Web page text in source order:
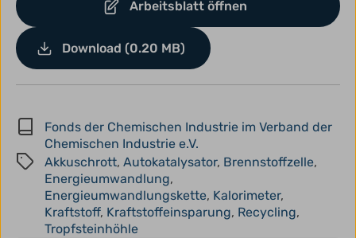
Arbeitsblatt öffnen
Download (0.20 MB)
Fonds der Chemischen Industrie im Verband der
Chemischen Industrie e.V.
Akkuschrott, Autokatalysator, Brennstoffzelle,
Energieumwandlung,
Energieumwandlungskette, Kalorimeter,
Kraftstoff, Kraftstoffeinsparung, Recycling,
Tropfsteinhöhle